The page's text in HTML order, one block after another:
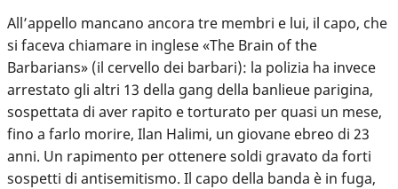
All’appello mancano ancora tre membri e lui, il capo, che
si faceva chiamare in inglese «The Brain of the
Barbarians» (il cervello dei barbari): la polizia ha invece
arrestato gli altri 13 della gang della banlieue parigina,
sospettata di aver rapito e torturato per quasi un mese,
fino a farlo morire, Ilan Halimi, un giovane ebreo di 23
anni. Un rapimento per ottenere soldi gravato da forti
sospetti di antisemitismo. Il capo della banda è in fuga,